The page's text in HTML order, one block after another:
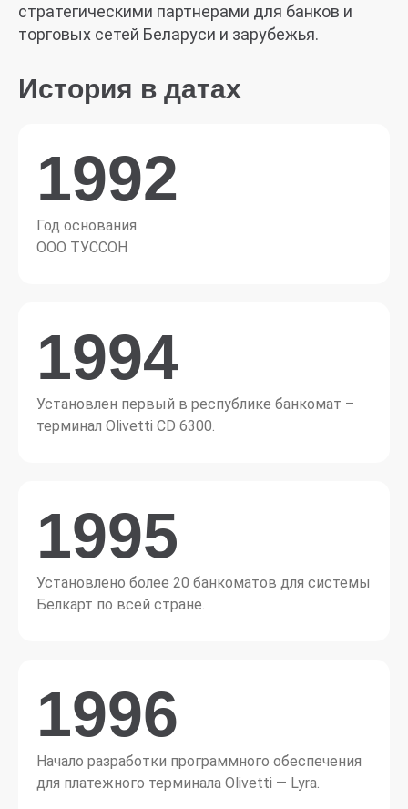
стратегическими партнерами для банков и
торговых сетей Беларуси и зарубежья.
История в датах
1992
Год основания
ООО ТУССОН
1994
Установлен первый в республике банкомат –
терминал Olivetti CD 6300.
1995
Установлено более 20 банкоматов для системы
Белкарт по всей стране.
1996
Начало разработки программного обеспечения
для платежного терминала Olivetti — Lyra.